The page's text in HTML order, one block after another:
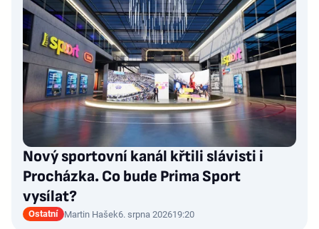
Nový sportovní kanál křtili slávisti i
Procházka. Co bude Prima Sport
vysílat?
Ostatní Martin Hašek6. srpna 202619:20